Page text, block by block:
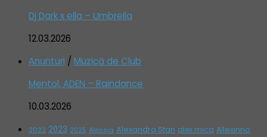
Dj Dark x ella – Umbrella
12.03.2026
Anunturi / Muzică de Club
Mentol, ADEN – Raindance
10.03.2026
2022 2023 2025 Alessia Alexandra Stan alex mica Allexinno